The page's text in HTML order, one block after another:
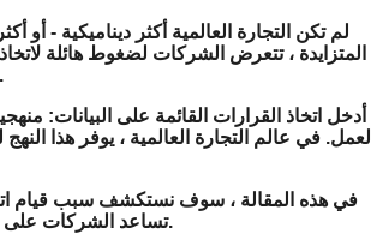
لم تكن التجارة العالمية أكثر ديناميكية - أو
المتزايدة ، تتعرض الشركات لضغوط هائلة
تعتمد غالبًا على الحدس أو البيانات غير المكتملة ، تنقص في بيئة اليوم الغنية بالبيانات.
أدخل اتخاذ القرارات القائمة على البيانات:
العمل. في عالم التجارة العالمية ، يوفر هذا
في هذه المقالة ، سوف نستكشف سبب قيام اتخاذ
TradeLink AI Insights من Saleai تساعد الشركات على تسخير قوة التجارة لدفع استراتيجيات أكثر ذكاءً.